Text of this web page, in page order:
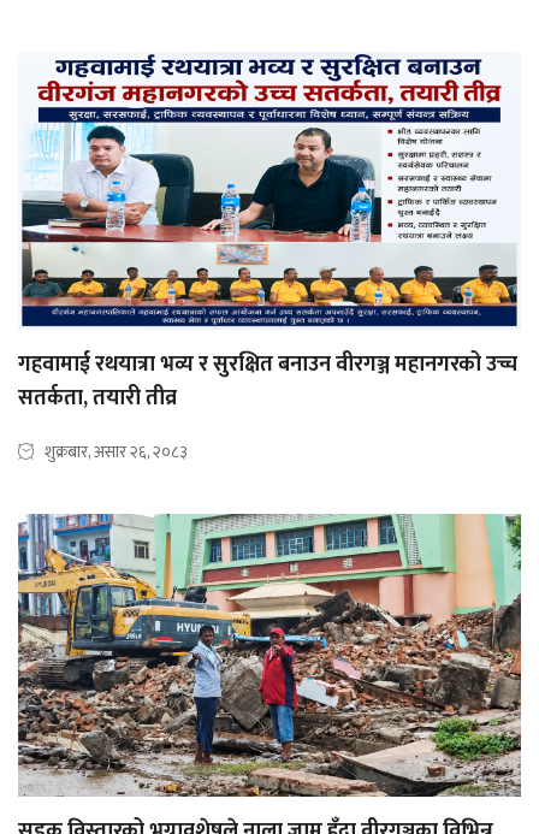
गहवामाई रथयात्रा भव्य र सुरक्षित बनाउन वीरगञ्ज महानगरको उच्च
सतर्कता, तयारी तीव्र
शुक्रबार, असार २६, २०८३